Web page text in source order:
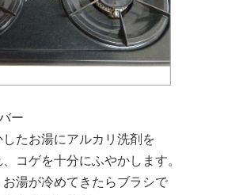
ー
たお湯にアルカリ洗剤を
コゲを十分にふやかします。
お湯が冷めてきたらブラシで